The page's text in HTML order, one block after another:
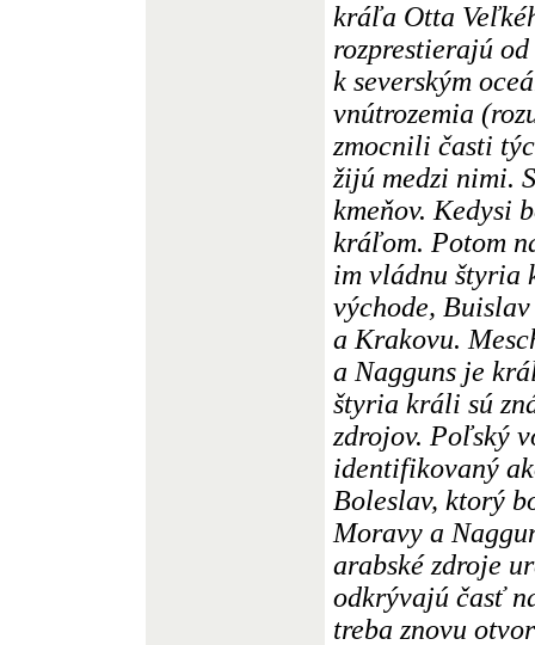
kráľa Otta
rozprestierajú od
k severským
vnútrozemia
zmocnili časti
žijú medzi nimi.
kmeňov. Kedysi
kráľom. Potom
im vládnu štyria
východe,
a Krakovu.
a Nagguns je
štyria králi sú
zdrojov. Poľský
identifikovaný
Boleslav, ktorý
Moravy a
arabské zdroje
odkrývajú časť
treba znovu